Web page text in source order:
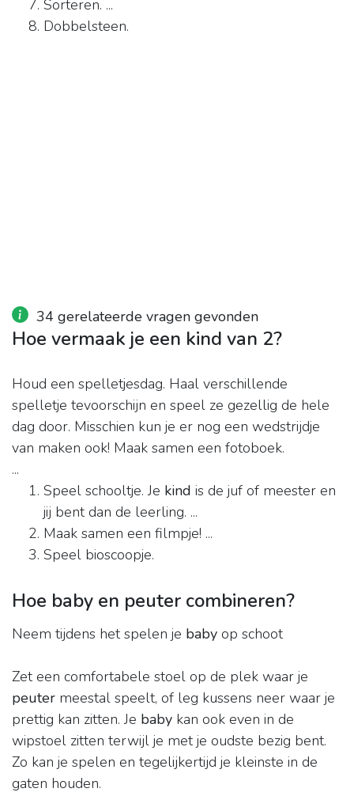
Sorteren. ...
Dobbelsteen.
34 gerelateerde vragen gevonden
Hoe vermaak je een kind van 2?
Houd een spelletjesdag. Haal verschillende
spelletje tevoorschijn en speel ze gezellig de hele
dag door. Misschien kun je er nog een wedstrijdje
van maken ook! Maak samen een fotoboek.
...
Speel schooltje. Je kind is de juf of meester en
jij bent dan de leerling. ...
Maak samen een filmpje! ...
Speel bioscoopje.
Hoe baby en peuter combineren?
Neem tijdens het spelen je baby op schoot
Zet een comfortabele stoel op de plek waar je
peuter meestal speelt, of leg kussens neer waar je
prettig kan zitten. Je baby kan ook even in de
wipstoel zitten terwijl je met je oudste bezig bent.
Zo kan je spelen en tegelijkertijd je kleinste in de
gaten houden.